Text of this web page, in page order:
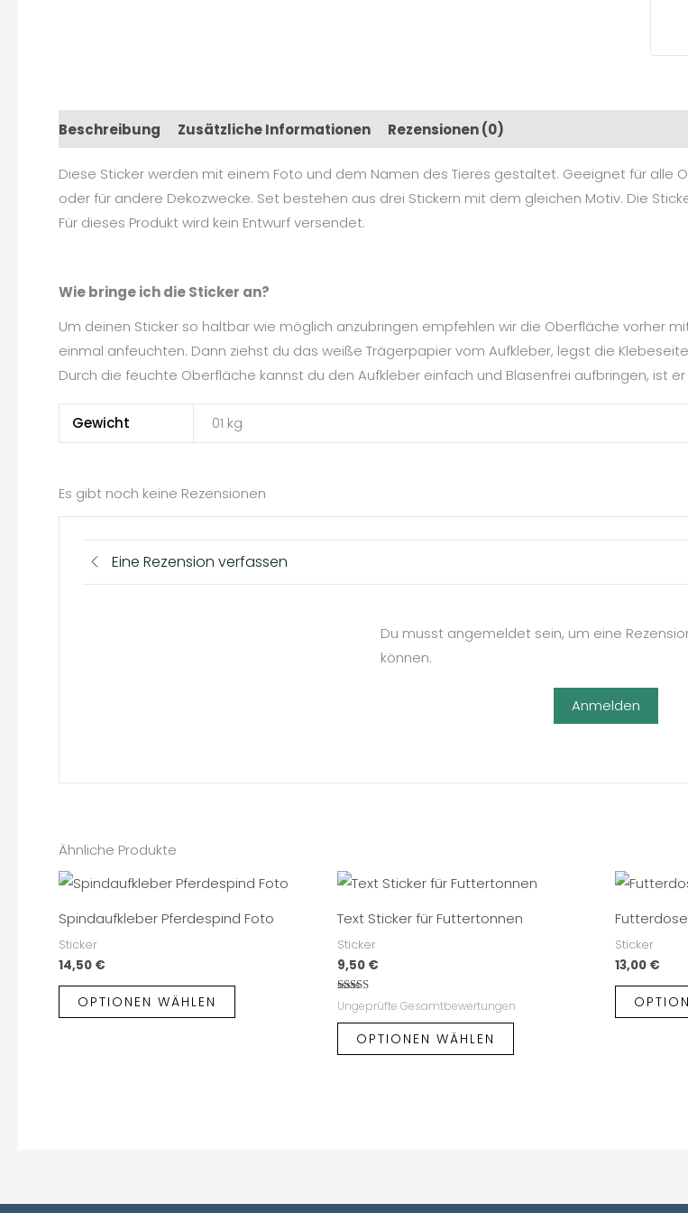
Beschreibung Zusätzliche Informationen Rezensionen (0)
Diese Sticker werden mit einem Foto und dem Namen des Tieres gestaltet. Geeignet für alle
oder für andere Dekozwecke. Set bestehen aus drei Stickern mit dem gleichen Motiv. Die
Für dieses Produkt wird kein Entwurf versendet.
Wie bringe ich die Sticker an?
Um deinen Sticker so haltbar wie möglich anzubringen empfehlen wir die Oberfläche vorher
einmal anfeuchten. Dann ziehst du das weiße Trägerpapier vom Aufkleber, legst die
Durch die feuchte Oberfläche kannst du den Aufkleber einfach und Blasenfrei aufbringen, ist
Gewicht 01 kg
Es gibt noch keine Rezensionen
Eine Rezension verfassen
Du musst angemeldet sein, um eine
können.
Anmelden
Ähnliche Produkte
Spindaufkleber Pferdespind Foto
Sticker
14,50 €
OPTIONEN WÄHLEN
Text Sticker für Futtertonnen
Sticker
9,50 €
Bewertet
mit
4.67
von 5
Ungeprüfte Gesamtbewertungen
OPTIONEN WÄHLEN
Sticker
13,00 €